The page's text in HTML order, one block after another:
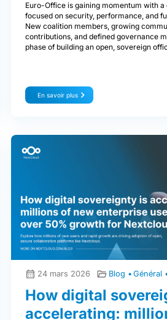
Euro-Office is gaining momentum with
focused on security, performance, and
New coalition members, growing
contributions, and defined governance
phase of building an open, sovereign
En savoir plus
24 mars 2026 Blog Général
How digital
accelerating: